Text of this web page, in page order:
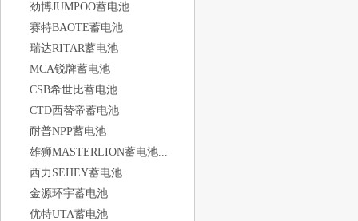
劲博JUMPOO蓄电池
赛特BAOTE蓄电池
瑞达RITAR蓄电池
MCA锐牌蓄电池
CSB希世比蓄电池
CTD西替帝蓄电池
耐普NPP蓄电池
雄狮MASTERLION蓄电池...
西力SEHEY蓄电池
金源环宇蓄电池
优特UTA蓄电池